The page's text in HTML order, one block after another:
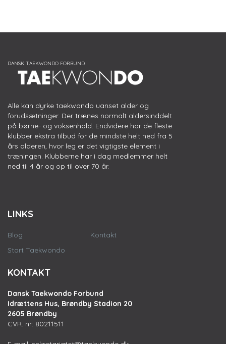
Alle kan dyrke taekwondo uanset alder og
forudsætninger. Der trænes normalt aldersinddelt
på børne- og voksenhold. Endvidere har de fleste
klubber ekstra tilbud for de mindste helt ned fra 5
års alderen, hvor leg er det vigtigste element i
træningen. Klubberne har i dag medlemmer helt
ned til 4 år og op til over 70 år.
LINKS
Blog
Start Taekwondo
Kontakt
KONTAKT
Dansk Taekwondo Forbund
Idrættens Hus, Brøndby Stadion 20
2605 Brøndby
CVR. nr: 80211511